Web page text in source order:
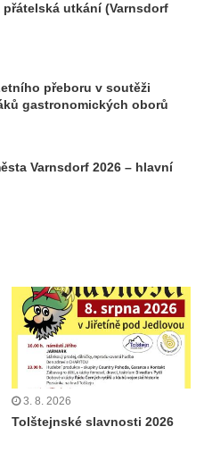
přátelská utkání (Varnsdorf
přeboru v soutěži
gastronomických oborů
Varnsdorf 2026 – hlavní
3. 8. 2026
Tolštejnské slavnosti 2026